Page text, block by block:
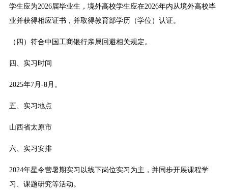
学生应为2026届毕业生，境外高校学生应在2026年内从境外高校毕
业并获得相应证书，并取得教育部学历（学位）认证。
（四）符合中国工商银行亲属回避相关规定。
四、实习时间
2025年7月-8月。
五、实习地点
山西省太原市
六、实习安排
2024年星令营暑期实习以线下岗位实习为主，并同步开展课程学
习、课题研究等活动。